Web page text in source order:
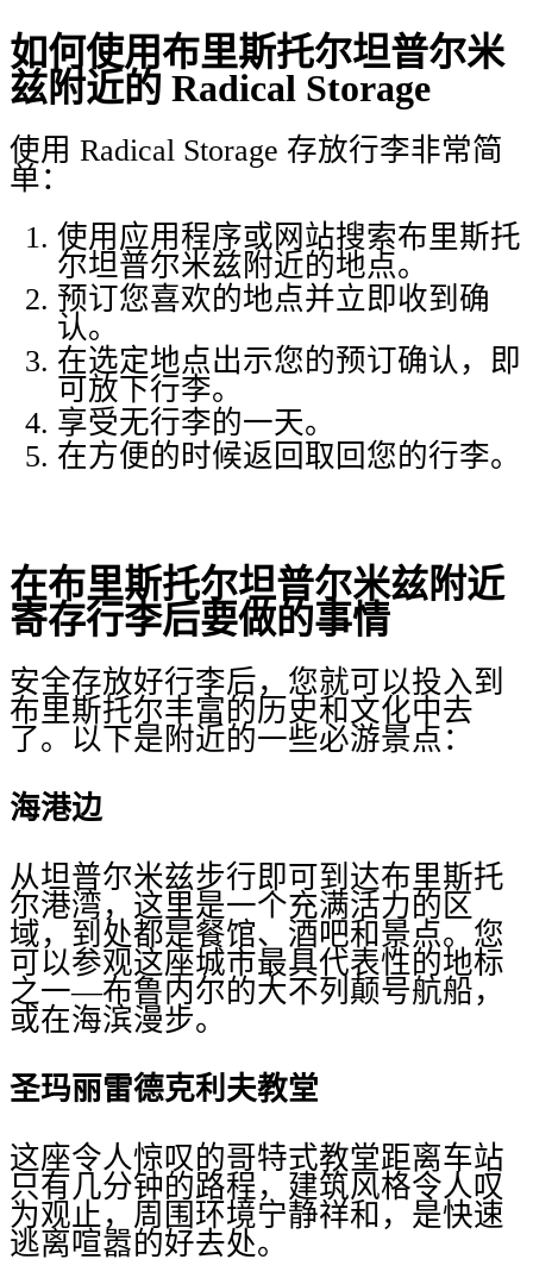
如何使用布里斯托尔坦普尔米
兹附近的 Radical Storage
使用 Radical Storage 存放行李非常简
单：
使用应用程序或网站搜索布里斯托
尔坦普尔米兹附近的地点。
预订您喜欢的地点并立即收到确
认。
在选定地点出示您的预订确认，即
可放下行李。
享受无行李的一天。
在方便的时候返回取回您的行李。
在布里斯托尔坦普尔米兹附近
寄存行李后要做的事情
安全存放好行李后，您就可以投入到
布里斯托尔丰富的历史和文化中去
了。以下是附近的一些必游景点：
海港边
从坦普尔米兹步行即可到达布里斯托
尔港湾，这里是一个充满活力的区
域，到处都是餐馆、酒吧和景点。您
可以参观这座城市最具代表性的地标
之一—布鲁内尔的大不列颠号航船，
或在海滨漫步。
圣玛丽雷德克利夫教堂
这座令人惊叹的哥特式教堂距离车站
只有几分钟的路程，建筑风格令人叹
为观止，周围环境宁静祥和，是快速
逃离喧嚣的好去处。